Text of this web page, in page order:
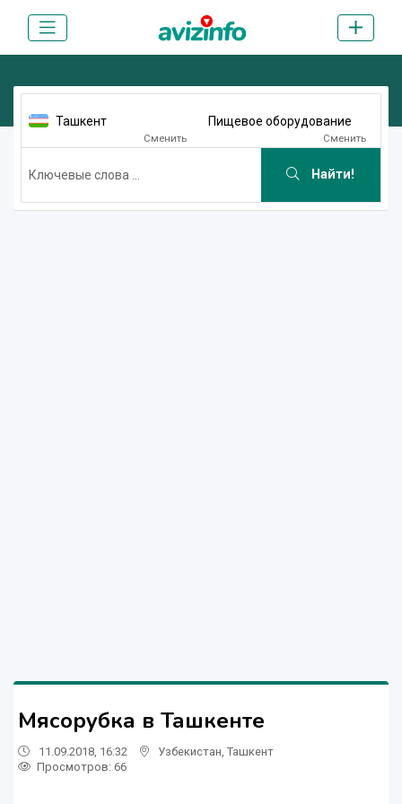
Ташкент
Сменить
Пищевое оборудование
Сменить
Найти!
Мясорубка в Ташкенте
11.09.2018, 16:32 Узбекистан Ташкент
Просмотров: 66